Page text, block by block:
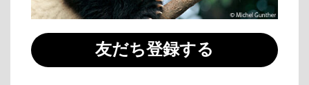
友だち登録する